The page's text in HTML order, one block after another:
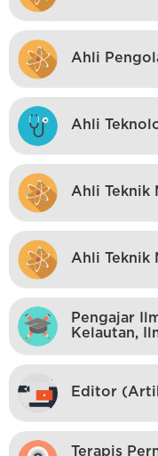
Ahli
Ahli
Ahli Teknik
Ahli Teknik
Pengajar
Kelautan,
Editor
Terapis